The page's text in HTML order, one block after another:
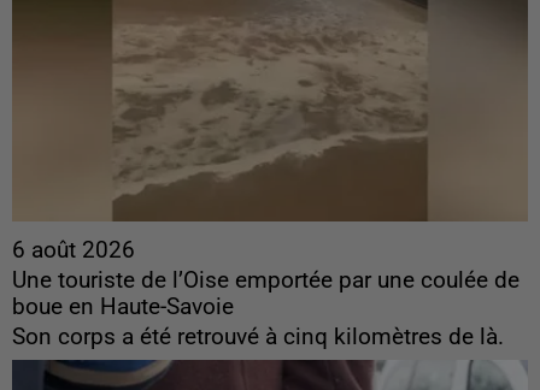
6 août 2026
Une touriste de l’Oise emportée par une coulée de
boue en Haute-Savoie
Son corps a été retrouvé à cinq kilomètres de là.